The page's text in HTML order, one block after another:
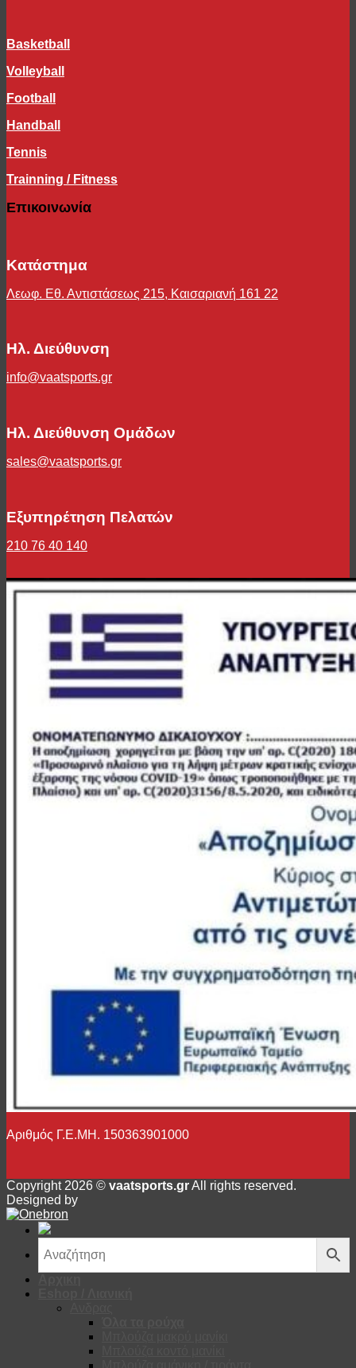
Basketball
Volleyball
Football
Handball
Tennis
Trainning / Fitness
Επικοινωνία
Κατάστημα
Λεωφ. Εθ. Αντιστάσεως 215, Καισαριανή 161 22
Ηλ. Διεύθυνση
info@vaatsports.gr
Ηλ. Διεύθυνση Ομάδων
sales@vaatsports.gr
Εξυπηρέτηση Πελατών
210 76 40 140
Αριθμός Γ.Ε.ΜΗ. 150363901000
Copyright 2026 © vaatsports.grAll rights reserved.
Designed by